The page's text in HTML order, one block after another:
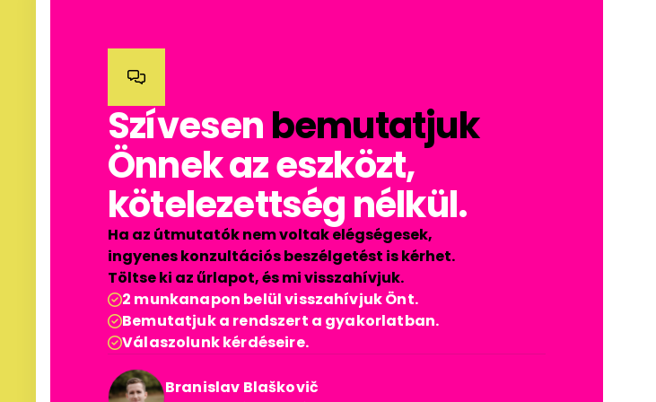

Szívesenbemutatjuk
Önnek az eszközt,
kötelezettség nélkül.
Ha az útmutatók nem voltak elégségesek,
ingyenes konzultációs beszélgetést is kérhet.
Töltse ki az űrlapot, és mi visszahívjuk.
2 munkanapon belül visszahívjuk Önt.
Bemutatjuk a rendszert a gyakorlatban.
Válaszolunk kérdéseire.
Branislav Blaškovič